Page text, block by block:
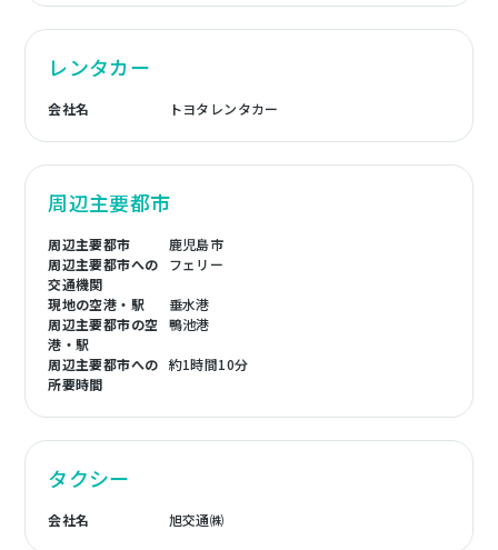
レンタカー
会社名 トヨタレンタカー
周辺主要都市
周辺主要都市
鹿児島市
周辺主要都市への
交通機関
フェリー
現地の空港・駅
垂水港
周辺主要都市の空
港・駅
鴨池港
周辺主要都市への
所要時間
約1時間10分
タクシー
会社名 旭交通㈱